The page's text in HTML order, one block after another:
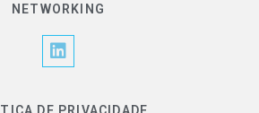
NETWORKING
L
i